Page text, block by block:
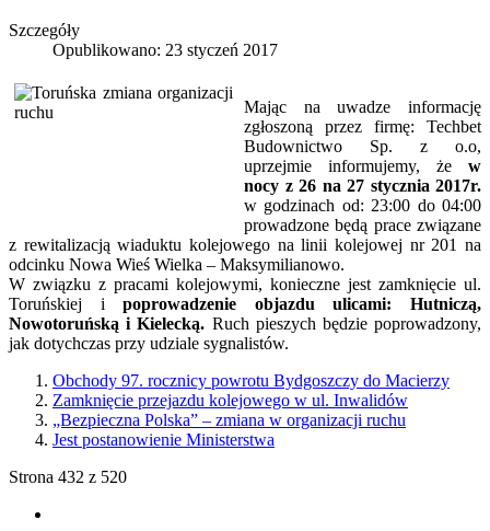
Szczegóły
Opublikowano: 23 styczeń 2017
Mając na uwadze informację
zgłoszoną przez firmę: Techbet
Budownictwo Sp. z o.o,
uprzejmie informujemy, że w
nocy z 26 na 27 stycznia 2017r.
w godzinach od: 23:00 do 04:00
prowadzone będą prace związane
z rewitalizacją wiaduktu kolejowego na linii kolejowej nr 201 na
odcinku Nowa Wieś Wielka – Maksymilianowo.
W związku z pracami kolejowymi, konieczne jest zamknięcie ul.
Toruńskiej ipoprowadzenie objazdu ulicami: Hutniczą,
Nowotoruńską i Kielecką. Ruch pieszych będzie poprowadzony,
jak dotychczas przy udziale sygnalistów.
Obchody 97. rocznicy powrotu Bydgoszczy do Macierzy
Zamknięcie przejazdu kolejowego w ul. Inwalidów
„Bezpieczna Polska” – zmiana w organizacji ruchu
Jest postanowienie Ministerstwa
Strona 432 z 520